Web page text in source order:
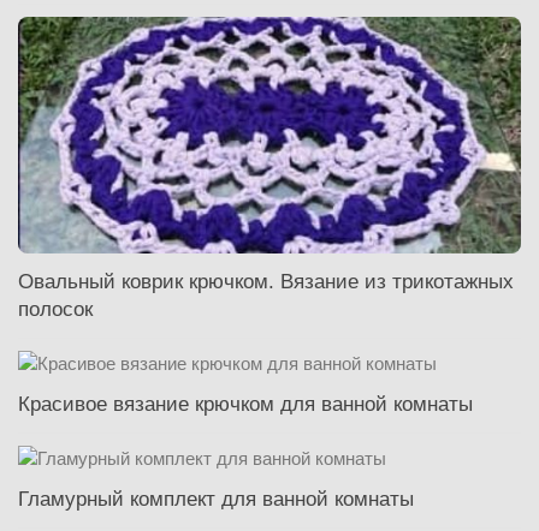
Овальный коврик крючком. Вязание из трикотажных
полосок
Красивое вязание крючком для ванной комнаты
Гламурный комплект для ванной комнаты